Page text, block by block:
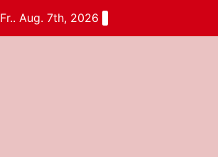
Fr.. Aug. 7th, 2026